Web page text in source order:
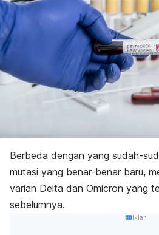
Berbeda dengan yang sudah-
mutasi yang benar-benar baru,
varian Delta dan Omicron yang
sebelumnya.
Iklan